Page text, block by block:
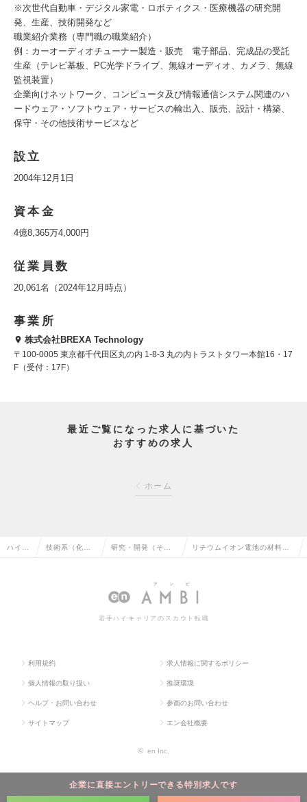
※次世代自動車・デジタル家電・ロボティクス・医療機器の研究開
発、生産、技術開発など
職業紹介業務（専門職の職業紹介）
例：カーオーディオチューナー製造・販売 電子部品、完成品の受託
生産（テレビ基板、PC光学ドライブ、無線オーディオ、カメラ、無線
監視装置）
企業向けネットワーク、コンピュータ及び情報通信システム関連のハ
ードウェア・ソフトウェア・サービスの輸出入、販売、設計・構築、
保守・その他技術サービスなど
設立
2004年12月1日
資本金
4億8,365万4,000円
従業員数
20,061名（2024年12月時点）
事業所
株式会社BREXA Technology
〒100-0005 東京都千代田区丸の内 1-8-3 丸の内トラストタワー本館16・17
F（受付：17F）
最近ご覧になった求人に基づいた
おすすめの求人
ホーム
企業に直接エントリーできる特別求人です
ハイク 技術系（化 研究・開発（その
食品・衣料）の転
リチウムイオン電池の材料分
PMA）【京都】の求人情報
若手ハイキャリアのスカウト転職
利用規約 求人情報に関するポリシー
個人情報の取り扱い 推奨環境
ヘルプ・お問い合わせ 参画のお問い合わせ
サイトマップ エン会社概要
© en Inc.